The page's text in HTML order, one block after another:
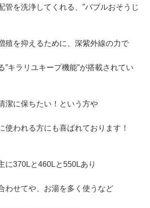
管を洗浄してくれる、”バブルおそうじ
殖を抑えるために、深紫外線の力で
”キラリユキープ機能”が搭載されてい
潔に保ちたい！という方や
使われる方にも喜ばれております！
に370Lと460Lと550Lあり
わせてや、お湯を多く使うなど